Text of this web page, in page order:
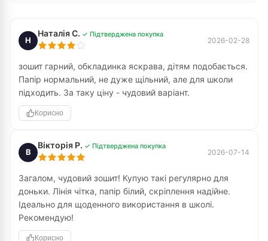
Н
Наталія С. ✓ Підтверджена покупка
2026-02-28
зошит гарний, обкладинка яскрава, дітям подобається.
Папір нормальний, не дуже щільний, але для школи
підходить. За таку ціну - чудовий варіант.
Корисно
В
Вікторія Р. ✓ Підтверджена покупка
2026-07-14
Загалом, чудовий зошит! Купую такі регулярно для
доньки. Лінія чітка, папір білий, скріплення надійне.
Ідеально для щоденного використання в школі.
Рекомендую!
Корисно